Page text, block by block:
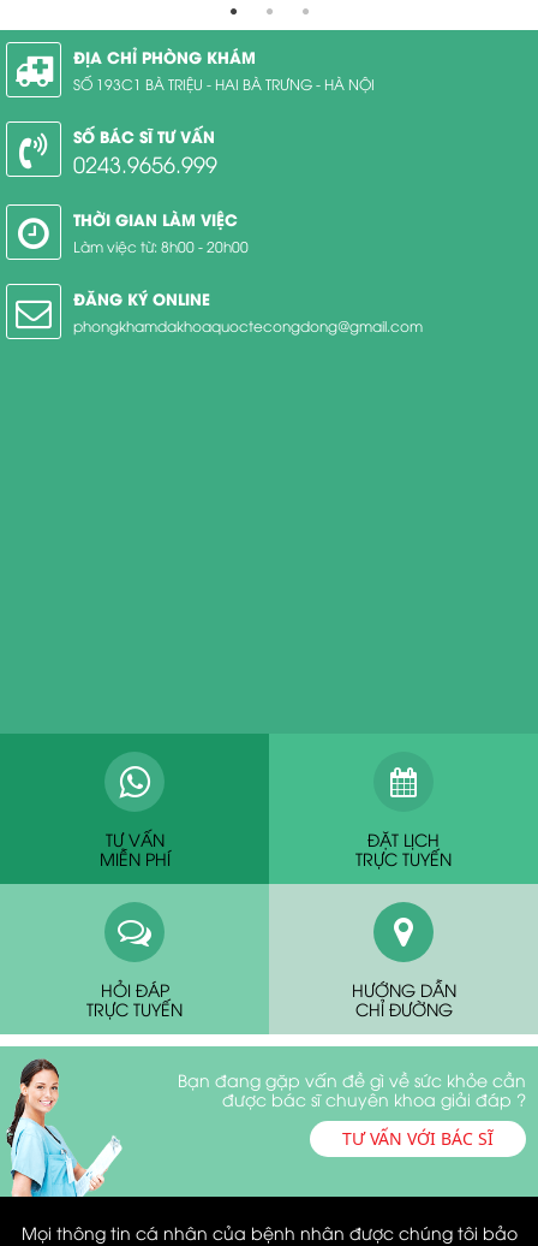
ĐỊA CHỈ PHÒNG KHÁM
SỐ 193C1 BÀ TRIỆU - HAI BÀ TRƯNG - HÀ NỘI
SỐ BÁC SĨ TƯ VẤN
0243.9656.999
THỜI GIAN LÀM VIỆC
Làm việc từ: 8h00 - 20h00
ĐĂNG KÝ ONLINE
phongkhamdakhoaquoctecongdong@gmail.com
TƯ VẤN
MIỄN PHÍ
ĐẶT LỊCH
TRỰC TUYẾN
HỎI ĐÁP
TRỰC TUYẾN
HƯỚNG DẪN
CHỈ ĐƯỜNG
Bạn đang gặp vấn đề gì về sức khỏe cần
được bác sĩ chuyên khoa giải đáp ?
TƯ VẤN VỚI BÁC SĨ
Mọi thông tin cá nhân của bệnh nhân được chúng tôi bảo